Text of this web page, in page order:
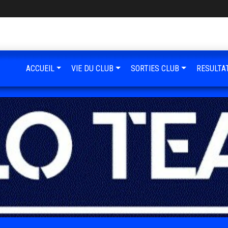
ACCUEIL VIE DU CLUB SORTIES CLUB